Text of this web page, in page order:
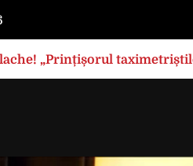
„Prințișorul